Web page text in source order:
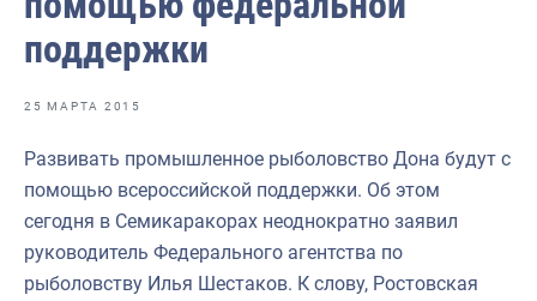
Отраслевые СМИ
Выставки и конференции
Научно-практическая литература
Рыбоохрана России
Отрасль в цифрах
Инфографика
Большая африканская экспедиция
поддержки
25 МАРТА 2015
Развивать промышленное рыболовство Дона будут с
помощью всероссийской поддержки. Об этом
сегодня в Семикаракорах неоднократно заявил
руководитель Федерального агентства по
рыболовству Илья Шестаков. К слову, Ростовская